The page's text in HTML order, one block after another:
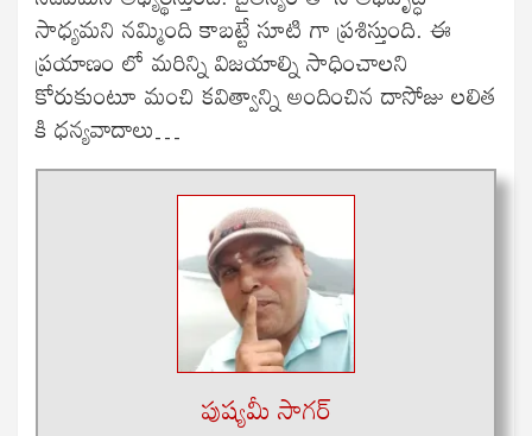
సాధ్యమని నమ్మింది కాబట్టే సూటి గా ప్రశిస్తుంది. ఈ
ప్రయాణం లో మరిన్ని విజయాల్ని సాధించాలని
కోరుకుంటూ మంచి కవిత్వాన్ని అందించిన దాసోజు లలిత
కి ధన్యవాదాలు…
పుష్యమీ సాగర్